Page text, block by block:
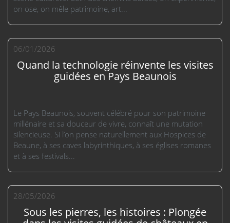
on ose, on mêle patrimoine, art...
06/01/2026
Quand la technologie réinvente les visites
guidées en Pays Beaunois
Le Pays Beaunois, souvent célébré pour son patrimoine
millénaire et sa douceur de vivre, connaît une mutation
silencieuse. Si l’on pense naturellement aux Hospices de
Beaune, à ses caves labyrinthiques, à ses églises romanes
et à ses festivals...
28/05/2026
Sous les pierres, les histoires : Plongée